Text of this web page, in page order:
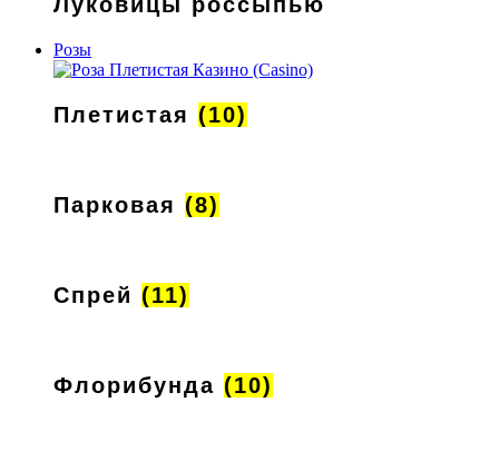
Розы
Плетистая (10)
Парковая (8)
Спрей (11)
Флорибунда (10)